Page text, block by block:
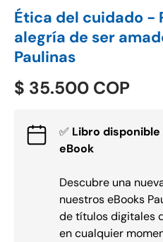
Ética del cuidado -
alegría de ser
Paulinas
$ 35.500 COP
✅ Libro
eBook
Descubre una
nuestros eBooks
de títulos digitales
en cualquier